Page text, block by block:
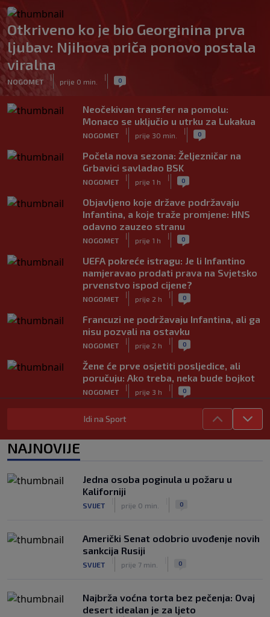
Otkriveno ko je bio Georginina prva
ljubav: Njihova priča ponovo postala
viralna
NOGOMET
|
prije 0 min.
| 0
Neočekivan transfer na pomolu:
Monaco se uključio u utrku za Lukakua
NOGOMET
|
prije 30 min.
| 0
Počela nova sezona: Željezničar na
Grbavici savladao BSK
NOGOMET
|
prije 1 h
| 0
Objavljeno koje države podržavaju
Infantina, a koje traže promjene: HNS
odavno zauzeo stranu
NOGOMET
|
prije 1 h
| 0
UEFA pokreće istragu: Je li Infantino
namjeravao prodati prava na Svjetsko
prvenstvo ispod cijene?
NOGOMET
|
prije 2 h
| 0
Francuzi ne podržavaju Infantina, ali ga
nisu pozvali na ostavku
NOGOMET
|
prije 2 h
| 0
Žene će prve osjetiti posljedice, ali
poručuju: Ako treba, neka bude bojkot
NOGOMET
|
prije 3 h
| 0
Zvanično: Samed Baždar ima novi klub,
zadužio broj sa velikom "težinom"
NOGOMET prije 5 h
se pitaju gdje je i šta radi (VIDEO)
OSTALI SPORTOVI prije 5 h
Idi na Sport
NAJNOVIJE
Jedna osoba poginula u požaru u
Kaliforniji
SVIJET prije 0 min. 0
Američki Senat odobrio uvođenje novih
sankcija Rusiji
SVIJET prije 7 min. 0
Najbrža voćna torta bez pečenja: Ovaj
desert idealan je za ljeto